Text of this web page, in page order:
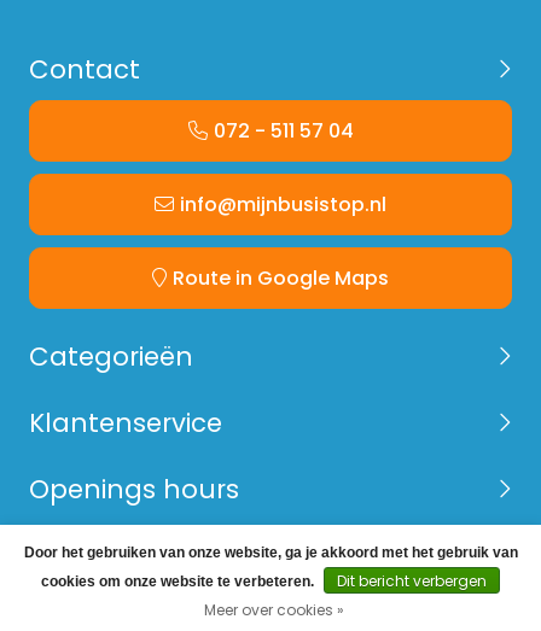
Contact
072 - 511 57 04
info@mijnbusistop.nl
Route in Google Maps
Categorieën
Klantenservice
Openings hours
© Copyright 2026 Mijn Bus is Top -Webshop laten
maken
door Red Banana
Door het gebruiken van onze website, ga je akkoord met het gebruik van
cookies om onze website te verbeteren.
Dit bericht verbergen
Meer over cookies »